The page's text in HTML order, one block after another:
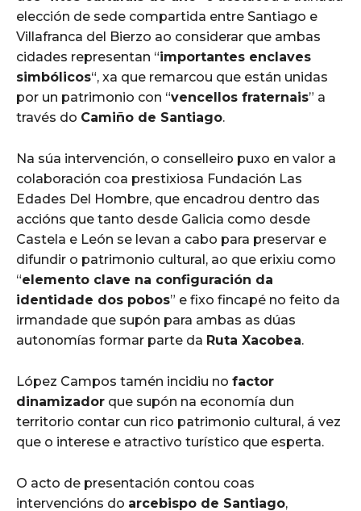
elección de sede compartida entre Santiago e
Villafranca del Bierzo ao considerar que ambas
cidades representan “importantes enclaves
simbólicos“, xa que remarcou que están unidas
por un patrimonio con “vencellos fraternais” a
través do Camiño de Santiago.
Na súa intervención, o conselleiro puxo en valor a
colaboración coa prestixiosa Fundación Las
Edades Del Hombre, que encadrou dentro das
accións que tanto desde Galicia como desde
Castela e León se levan a cabo para preservar e
difundir o patrimonio cultural, ao que erixiu como
“elemento clave na configuración da
identidade dos pobos” e fixo fincapé no feito da
irmandade que supón para ambas as dúas
autonomías formar parte da Ruta Xacobea.
López Campos tamén incidiu no factor
dinamizador que supón na economía dun
territorio contar cun rico patrimonio cultural, á vez
que o interese e atractivo turístico que esperta.
O acto de presentación contou coas
intervencións do arcebispo de Santiago,